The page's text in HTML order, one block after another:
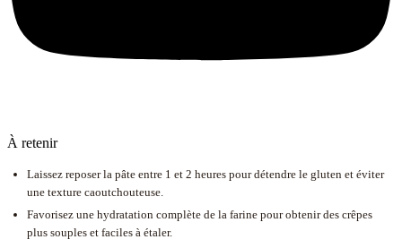
À retenir
Laissez reposer la pâte entre 1 et 2 heures pour détendre le gluten et éviter
une texture caoutchouteuse.
Favorisez une hydratation complète de la farine pour obtenir des crêpes
plus souples et faciles à étaler.